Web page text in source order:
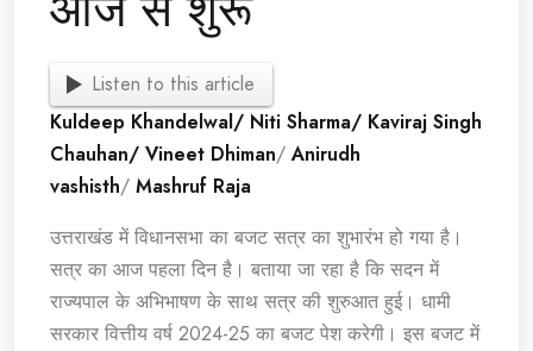
Listen to this article
Kuldeep Khandelwal/ Niti Sharma/ Kaviraj Singh
Chauhan/ Vineet Dhiman/Anirudh
vashisth/ Mashruf Raja
उत्तराखंड में विधानसभा का बजट सत्र का शुभारंभ हो गया है।
सत्र का आज पहला दिन है। बताया जा रहा है कि सदन में
राज्यपाल के अभिभाषण के साथ सत्र की शुरुआत हुई। धामी
सरकार वित्तीय वर्ष 2024-25 का बजट पेश करेगी। इस बजट में